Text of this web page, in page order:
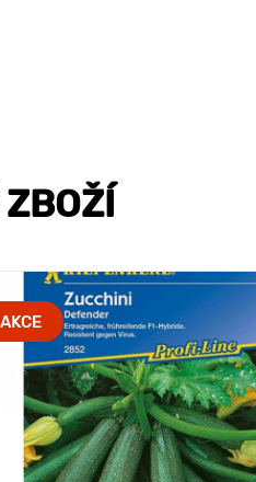
AKCE